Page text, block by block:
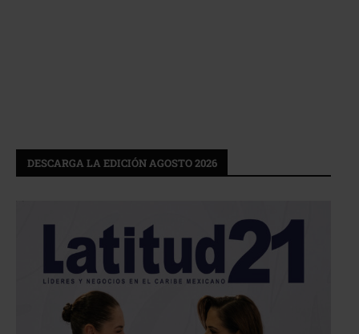
DESCARGA LA EDICIÓN AGOSTO 2026